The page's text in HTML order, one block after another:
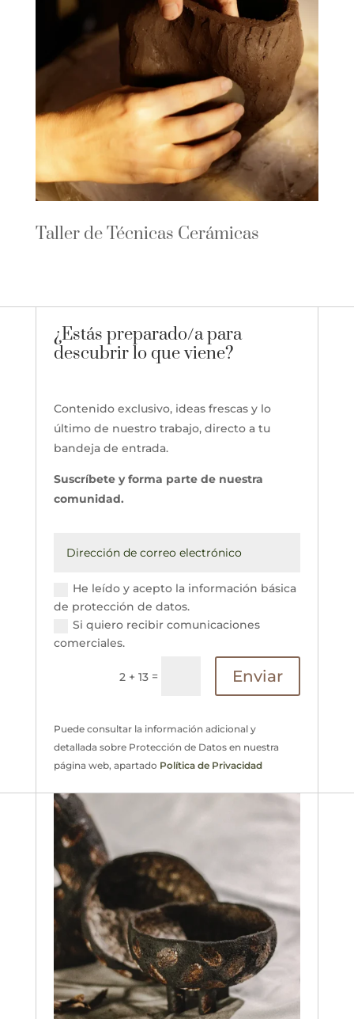
Taller de Técnicas Cerámicas
¿Estás preparado/a para
descubrir lo que viene?
Contenido exclusivo, ideas frescas y lo
último de nuestro trabajo, directo a tu
bandeja de entrada.
Suscríbete y forma parte de nuestra
comunidad.
He leído y acepto la información básica
de protección de datos.
Si quiero recibir comunicaciones
comerciales.
2 + 13= Enviar
Puede consultar la información adicional y
detallada sobre Protección de Datos en nuestra
página web, apartado Política de Privacidad